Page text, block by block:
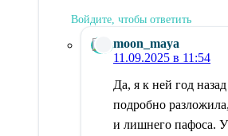
Войдите, чтобы ответить
moon_maya
11.09.2025 в 11:54
Да, я к ней год
подробно
и лишнего пафоса. У